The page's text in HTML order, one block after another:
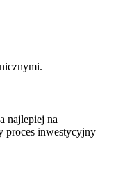
najlepiej na
proces inwestycyjny